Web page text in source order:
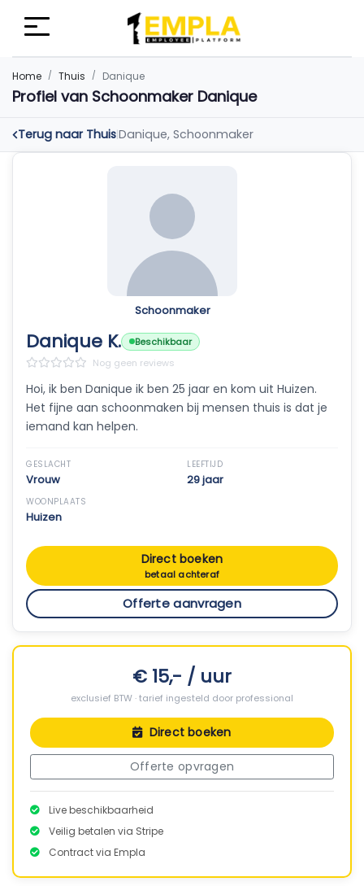
Home Thuis Danique
Profiel van Schoonmaker Danique
Terug naar Thuis|Danique, Schoonmaker
Schoonmaker
Danique K.
Beschikbaar
Nog geen reviews
Hoi, ik ben Danique ik ben 25 jaar en kom uit Huizen.
Het fijne aan schoonmaken bij mensen thuis is dat je
iemand kan helpen.
GESLACHT
Vrouw
LEEFTIJD
29 jaar
WOONPLAATS
Huizen
Direct boeken
betaal achteraf
Offerte aanvragen
€ 15,- / uur
exclusief BTW · tarief ingesteld door professional
Direct boeken
Offerte opvragen
Live beschikbaarheid
Veilig betalen via Stripe
Contract via Empla